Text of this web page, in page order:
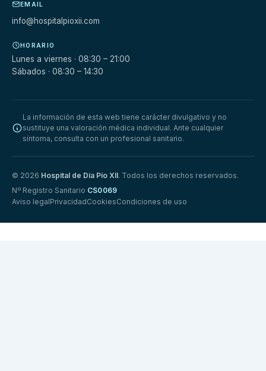
EMAIL
info@hospitalpioxii.com
HORARIO
Lunes a viernes · 08:30 – 21:00
Sábados · 08:30 – 14:30
La información de esta web tiene carácter divulgativo y no
sustituye una valoración médica individual. Ante cualquier
síntoma, consulta con un profesional sanitario.
© 2026 Hospital de Día Pío XII. Todos los derechos reservados.
Nº Registro Sanitario CS0069
Aviso legalPrivacidadCookiesCondiciones de uso